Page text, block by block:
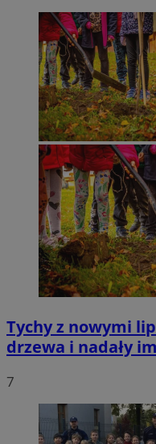
Tychy z nowymi
drzewa i nadały
7